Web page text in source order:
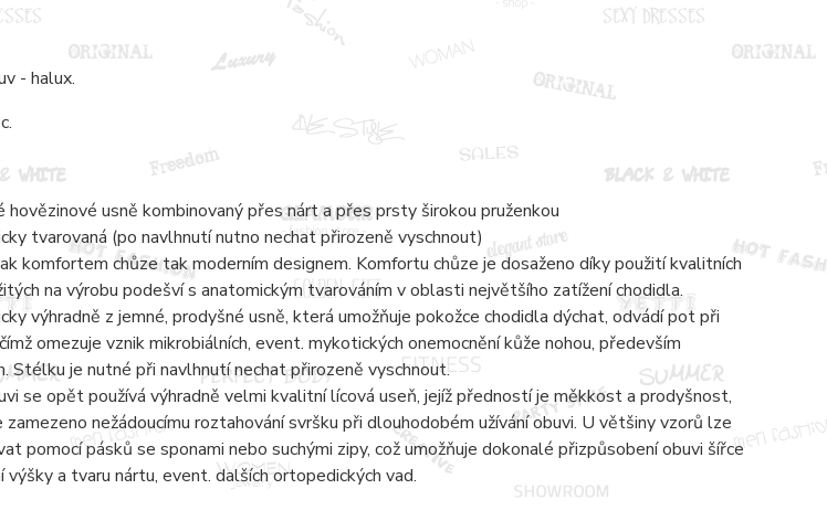
- halux.
hovězinové usně kombinovaný přes nárt a přes prsty širokou pruženkou
tvarovaná (po navlhnutí nutno nechat přirozeně vyschnout)
komfortem chůze tak moderním designem. Komfortu chůze je dosaženo díky použití kvalitních
na výrobu podešví s anatomickým tvarováním v oblasti největšího zatížení chodidla.
výhradně z jemné, prodyšné usně, která umožňuje pokožce chodidla dýchat, odvádí pot při
omezuje vznik mikrobiálních, event. mykotických onemocnění kůže nohou, především
Stélku je nutné při navlhnutí nechat přirozeně vyschnout.
se opět používá výhradně velmi kvalitní lícová useň, jejíž předností je měkkost a prodyšnost,
nežádoucímu roztahování svršku při dlouhodobém užívání obuvi. U většiny vzorů lze
pomocí pásků se sponami nebo suchými zipy, což umožňuje dokonalé přizpůsobení obuvi šířce
výšky a tvaru nártu, event. dalších ortopedických vad.